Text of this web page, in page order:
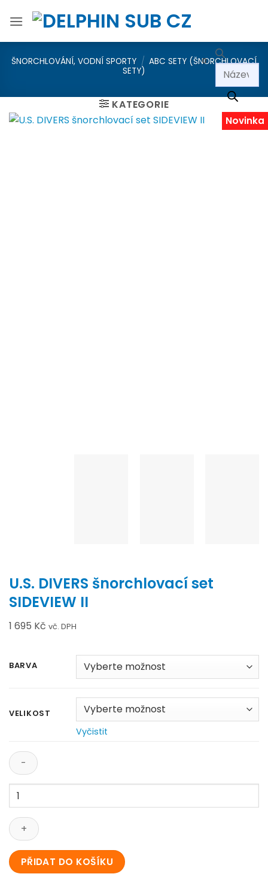
na
0
Products
ŠNORCHLOVÁNÍ, VODNÍ SPORTY / ABC SETY (ŠNORCHLOVACÍ
SETY)
KATEGORIE
Novinka
U.S. DIVERS šnorchlovací set
SIDEVIEW II
1 695 Kč vč. DPH
BARVA
VELIKOST
Vyčistit
U.S.
DIVERS
šnorchlovací
set
II
množství
PŘIDAT DO KOŠÍKU